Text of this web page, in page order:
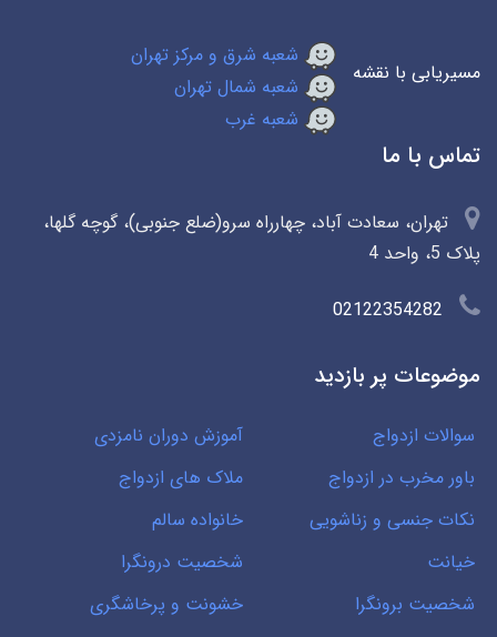
مسیریابی با نقشه
شعبه شرق و مرکز تهران
شعبه شمال تهران
شعبه غرب
تماس با ما
تهران، سعادت آباد، چهارراه سرو(ضلع جنوبی)، گوچه گلها،
پلاک 5، واحد 4
02122354282
موضوعات پر بازدید
سوالات ازدواج
آموزش دوران نامزدی
باور مخرب در ازدواج
ملاک های ازدواج
نکات جنسی و زناشویی
خانواده سالم
خیانت
شخصیت درونگرا
شخصیت برونگرا
خشونت و پرخاشگری